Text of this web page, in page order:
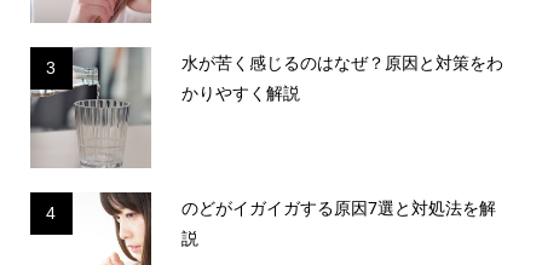
3
水が苦く感じるのはなぜ？原因と対策をわ
かりやすく解説
4
のどがイガイガする原因7選と対処法を解
説